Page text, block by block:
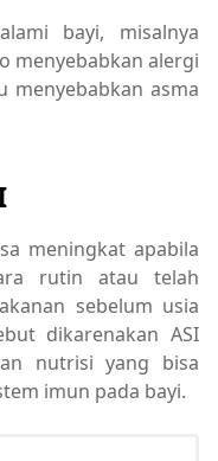
bayi, misalnya
menyebabkan alergi
menyebabkan asma
meningkat apabila
rutin atau telah
sebelum usia
dikarenakan ASI
nutrisi yang bisa
imun pada bayi.